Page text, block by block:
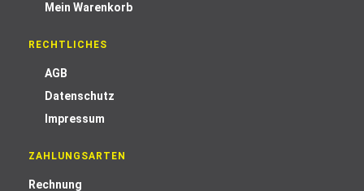
Mein Warenkorb
RECHTLICHES
AGB
Datenschutz
Impressum
ZAHLUNGSARTEN
Rechnung